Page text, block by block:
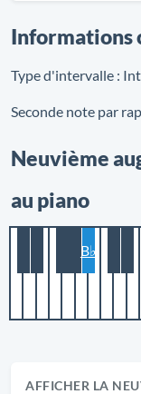
Informations
Type d'intervalle :
Seconde note par
Neuvième
au piano
B♭
AFFICHER LA